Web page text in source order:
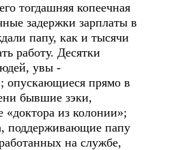
тогдашняя копеечная
задержки зарплаты в
папу, как и тысячи
работу. Десятки
увы -
опускающиеся прямо в
бывшие зэки,
«доктора из колонии»;
поддерживающие папу
на службе,